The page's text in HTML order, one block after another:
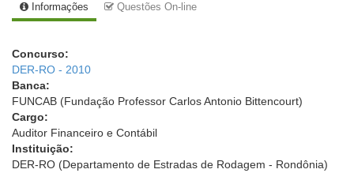
Informações Questões On-line
Concurso:
DER-RO - 2010
Banca:
FUNCAB (Fundação Professor Carlos Antonio Bittencourt)
Cargo:
Auditor Financeiro e Contábil
Instituição:
DER-RO (Departamento de Estradas de Rodagem - Rondônia)